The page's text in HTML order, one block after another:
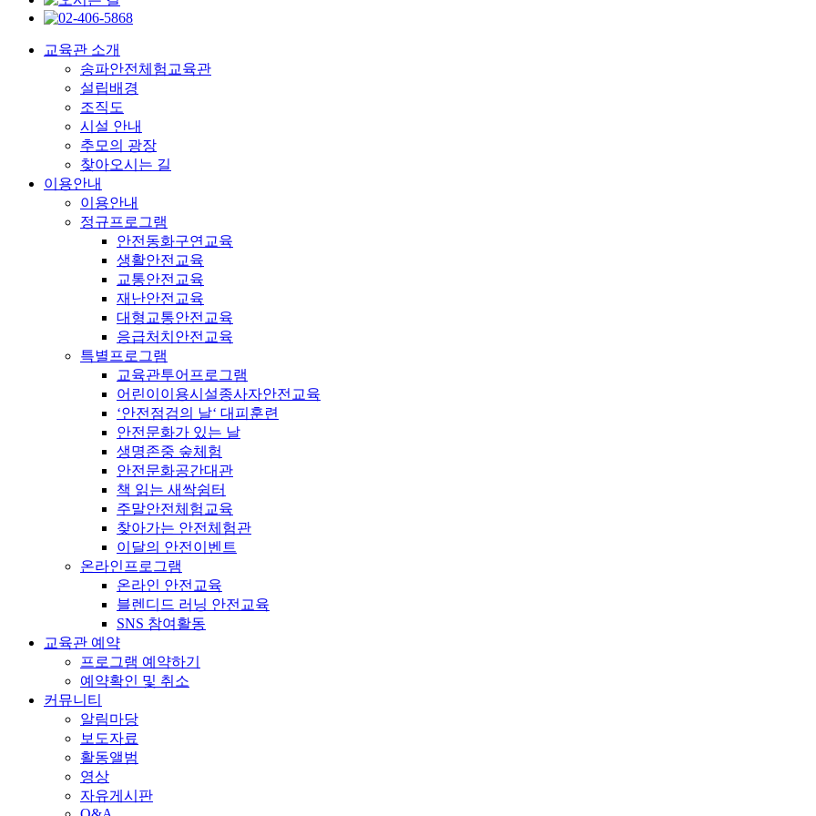
교육관 소개
송파안전체험교육관
설립배경
조직도
시설 안내
추모의 광장
찾아오시는 길
이용안내
이용안내
정규프로그램
안전동화구연교육
생활안전교육
교통안전교육
재난안전교육
대형교통안전교육
응급처치안전교육
특별프로그램
교육관투어프로그램
어린이이용시설종사자안전교육
‘안전점검의 날‘ 대피훈련
안전문화가 있는 날
생명존중 숲체험
안전문화공간대관
책 읽는 새싹쉼터
주말안전체험교육
찾아가는 안전체험관
이달의 안전이벤트
온라인프로그램
온라인 안전교육
블렌디드 러닝 안전교육
SNS 참여활동
교육관 예약
프로그램 예약하기
예약확인 및 취소
커뮤니티
알림마당
보도자료
활동앨범
영상
자유게시판